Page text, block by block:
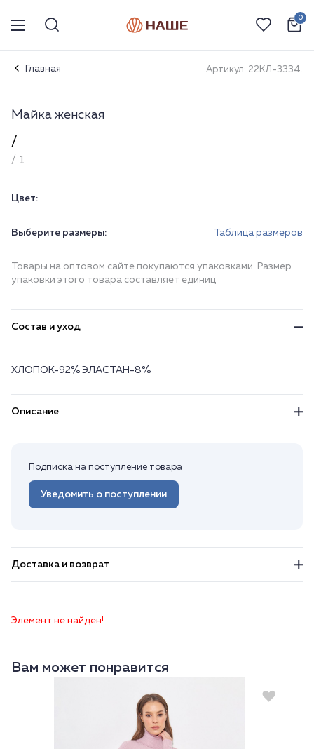
0
Главная Артикул: 22КЛ-3334.
Майка женская
/
/ 1
Цвет:
Выберите размеры: Таблица размеров
Товары на оптовом сайте покупаются упаковками. Размер
упаковки этого товара составляет единиц
Состав и уход
ХЛОПОК-92% ЭЛАСТАН-8%
Описание
Подписка на поступление товара
Уведомить о поступлении
Доставка и возврат
Элемент не найден!
Вам может понравится